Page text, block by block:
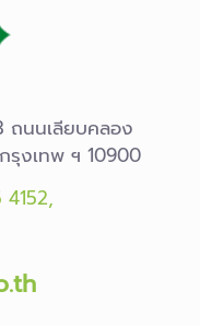
ถนนเลียบคลอง
รุงเทพ ฯ 10900